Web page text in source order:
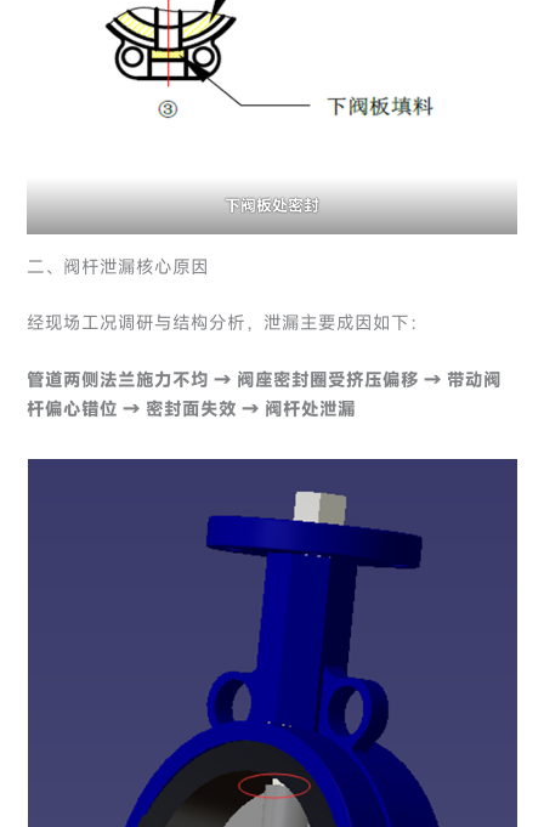
下阀板处密封
二、阀杆泄漏核心原因
经现场工况调研与结构分析，泄漏主要成因如下：
管道两侧法兰施力不均 → 阀座密封圈受挤压偏移 → 带动阀
杆偏心错位 → 密封面失效 → 阀杆处泄漏